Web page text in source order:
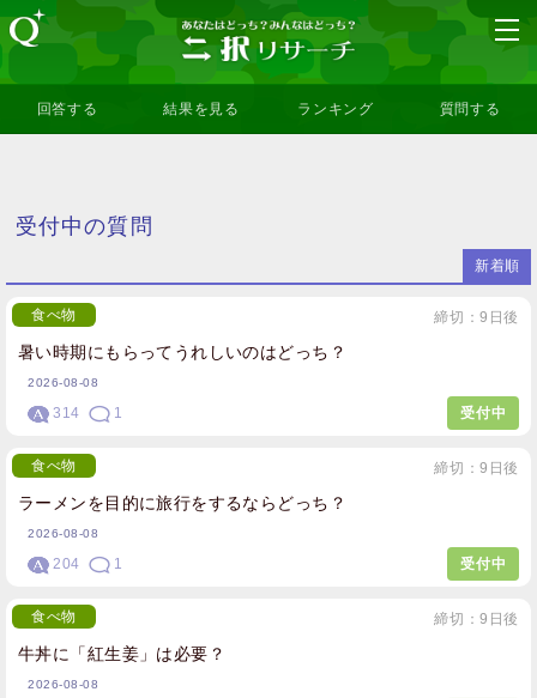
回答する 結果を見る ランキング 質問する
受付中の質問
新着順
暑い時期にもらってうれしいのはどっち？
締切：9日後
食べ物
2026-08-08
314 1 受付中
ラーメンを目的に旅行をするならどっち？
締切：9日後
食べ物
2026-08-08
204 1 受付中
牛丼に「紅生姜」は必要？
締切：9日後
食べ物
2026-08-08